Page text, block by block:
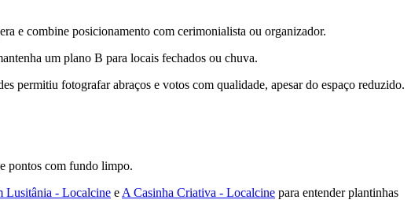
e combine posicionamento com cerimonialista ou organizador.
um plano B para locais fechados ou chuva.
permitiu fotografar abraços e votos com qualidade, apesar do espaço reduzido.
pontos com fundo limpo.
Lusitânia - Localcine e A Casinha Criativa - Localcine para entender plantinhas